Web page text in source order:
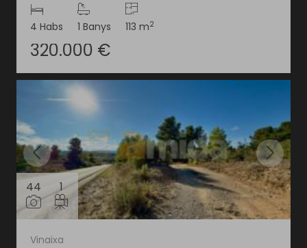
4 Habs 1 Banys 113 m2
320.000 €
44 1
Vinaixa